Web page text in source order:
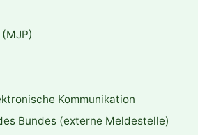
Kommunikation
Bundes (externe Meldestelle)